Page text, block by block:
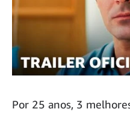
Por 25 anos, 3